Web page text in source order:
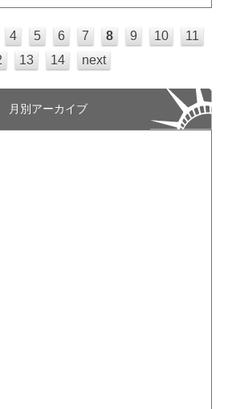
4 5 6 7 8 9 10
11
13 14 next
月別アーカイブ